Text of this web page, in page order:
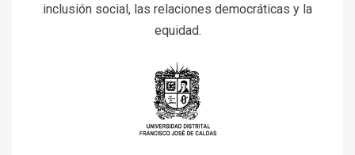
inclusión social, las relaciones democráticas y la
equidad.